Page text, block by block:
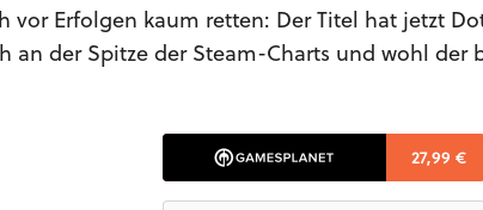
vor Erfolgen kaum retten: Der Titel hat jetzt
der Spitze der Steam-Charts und wohl der
27,99 €